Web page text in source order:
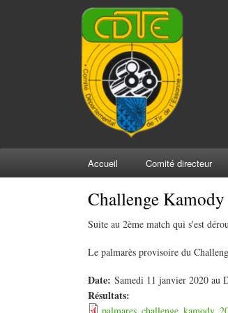
Accueil Comité directeur
Challenge
Suite au 2ème match qui s'est
Le palmarès provisoire du
Date: Samedi 11 janvier 2020 au
Résultats: